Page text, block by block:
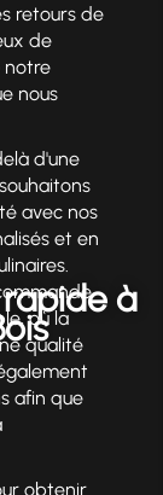
à
retours de
de
notre
nous
d'une
avec nos
et en
où la
qualité
afin que
obtenir